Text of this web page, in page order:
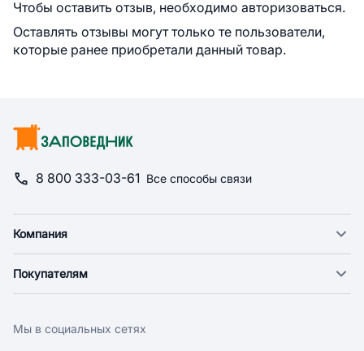
Чтобы оставить отзыв, необходимо авторизоваться.
Оставлять отзывы могут только те пользователи,
которые ранее приобретали данный товар.
8 800 333-03-61 Все способы связи
Компания
Новости
Поставщикам
Покупателям
Оплата
Мы в социальных сетях